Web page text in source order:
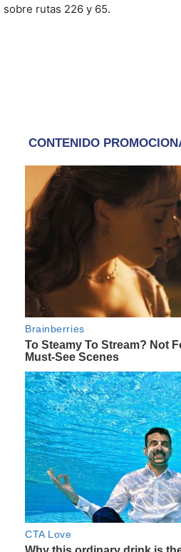
sobre rutas 226 y 65.